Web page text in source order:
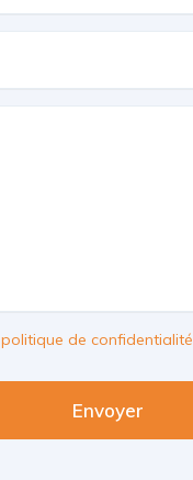
politique de confidentialité
Envoyer